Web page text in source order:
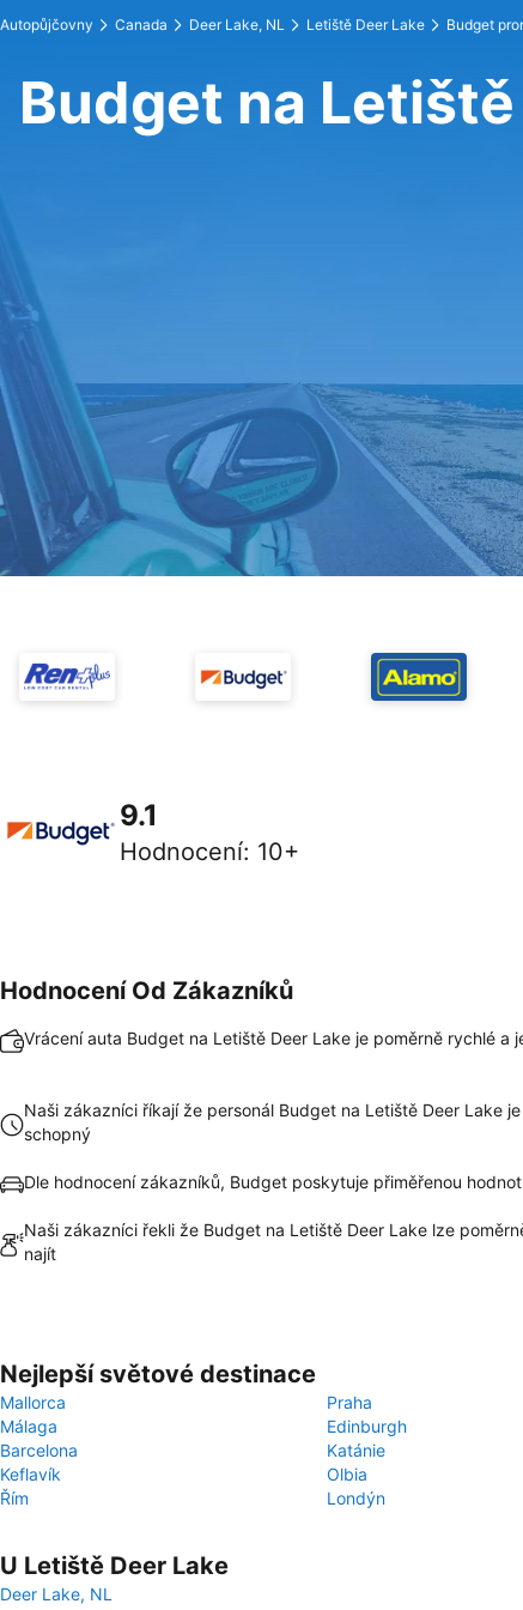
Autopůjčovny Canada Deer Lake, NL Letiště Deer Lake Budget
Budget na
9.1
Hodnocení: 10+
Hodnocení Od Zákazníků
Vrácení auta Budget na Letiště Deer Lake je poměrně rychlé a
Naši zákazníci říkají že personál Budget na Letiště Deer Lake
schopný
Dle hodnocení zákazníků, Budget poskytuje přiměřenou
Naši zákazníci řekli že Budget na Letiště Deer Lake lze
najít
Nejlepší světové destinace
Mallorca
Praha
Málaga
Edinburgh
Barcelona
Katánie
Keflavík
Olbia
Řím
Londýn
U Letiště Deer Lake
Deer Lake, NL